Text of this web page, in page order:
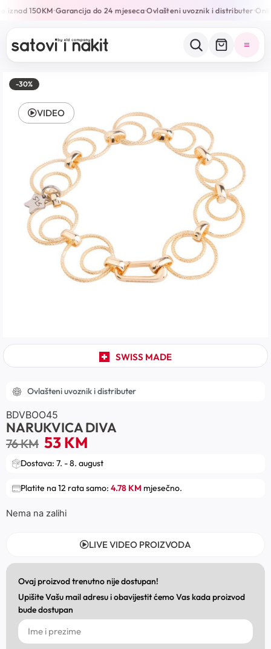
iznad 150KM•Garancija do 24 mjeseca•Ovlašteni uvoznik i distributer•
-30%
SWISS MADE
VIDEO
Ovlašteni uvoznik i distributer
BDVBOO45
NARUKVICA DIVA
76KM 53KM
Dostava: 7. - 8. august
Platite na 12 rata samo: 4.78 KM mjesečno.
Nema na zalihi
LIVE VIDEO PROIZVODA
Ovaj proizvod trenutno nije dostupan!
Upišite Vašu mail adresu i obavijestit ćemo Vas kada proizvod
bude dostupan